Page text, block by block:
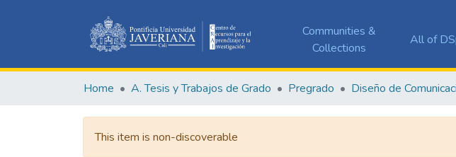
Communities &
Collections
All of
Home A. Tesis y Trabajos de Grado Pregrado
This item is non-discoverable